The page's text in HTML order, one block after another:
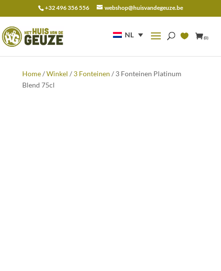
+32 496 356 556 webshop@huisvandegeuze.be
NL (0)
naar:
Home/Winkel / 3 Fonteinen / 3 Fonteinen Platinum
Blend 75cl